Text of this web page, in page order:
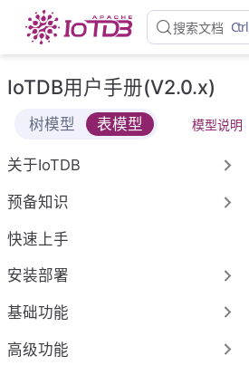
跳
至
主
要
內
容
搜索文档 Ctrl
IoTDB用户手册(V2.0.x)
树模型 表模型 模型说明
关于IoTDB
预备知识
快速上手
安装部署
基础功能
高级功能